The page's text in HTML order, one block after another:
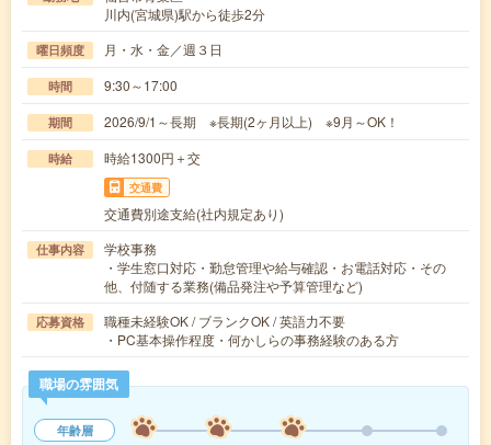
川内(宮城県)駅から徒歩2分
曜日頻度 月・水・金／週３日
時間 9:30～17:00
期間 2026/9/1～長期 ※長期(2ヶ月以上) ※9月～OK！
時給 時給1300円＋交
交通費
交通費別途支給(社内規定あり)
仕事内容
学校事務
・学生窓口対応・勤怠管理や給与確認・お電話対応・その
他、付随する業務(備品発注や予算管理など)
応募資格
職種未経験OK / ブランクOK / 英語力不要
・PC基本操作程度・何かしらの事務経験のある方
職場の雰囲気
年齢層